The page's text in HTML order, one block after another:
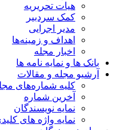
هیات تحریریه
کمک سردبیر
مدیر اجرایی
اهداف و زمینه‌ها
اخبار مجله
بانک ها و نمایه نامه ها
آرشیو مجله و مقالات
کلیه شماره‌های مجله
آخرین شماره
نمایه نویسندگان
نمایه واژه های کلیدی